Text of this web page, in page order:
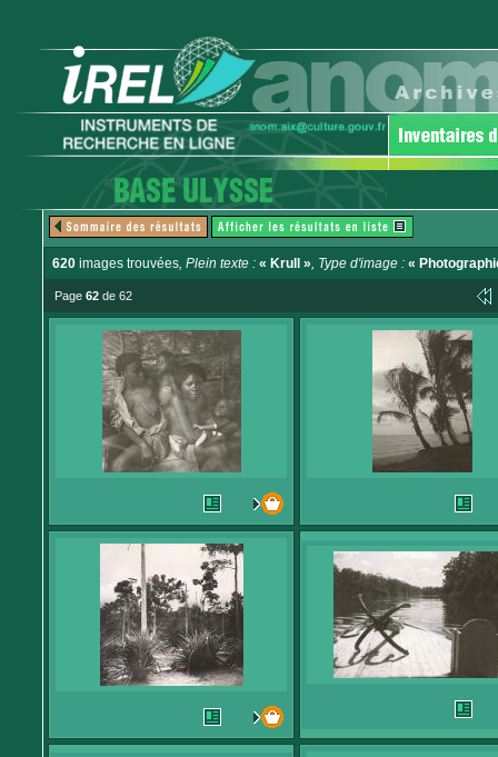
620 images trouvées, Plein texte : « Krull », Type d'image : «
Page 62 de 62